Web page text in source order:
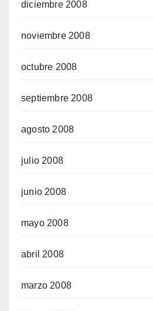
diciembre 2008
noviembre 2008
octubre 2008
septiembre 2008
agosto 2008
julio 2008
junio 2008
mayo 2008
abril 2008
marzo 2008